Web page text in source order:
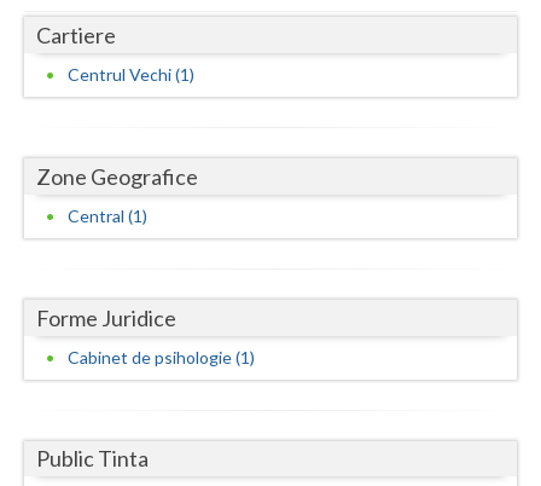
Giurgiu
Gorj
Hunedoara
Ialomita
Ilfov
Maramures
Mures
Cartiere
Centrul Vechi (1)
Zone Geografice
Central (1)
Forme Juridice
Cabinet de psihologie (1)
Public Tinta